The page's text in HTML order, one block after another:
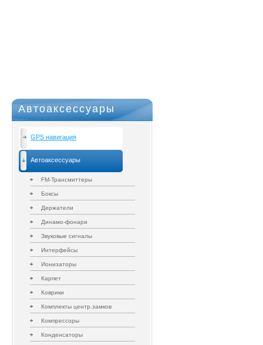
Автоаксессуары
GPS навигация
Автоаксессуары
FM-Трансмиттеры
Боксы
Держатели
Динамо-фонари
Звуковые сигналы
Интерфейсы
Ионизаторы
Карпет
Коврики
Комплекты центр.замков
Компрессоры
Конденсаторы